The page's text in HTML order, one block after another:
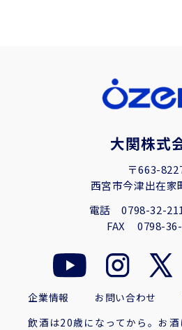
大関株式
〒663-
西宮市今津出在家
電話0798-32-
FAX 0798-
飲酒は20歳になってから。お酒
企業情報 お問い合わせ